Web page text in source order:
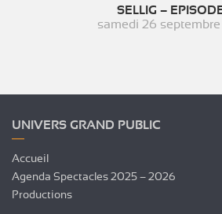
SELLIG –
samedi 26
UNIVERS GRAND PUBLIC
Accueil
Agenda Spectacles 2025 – 2026
Productions